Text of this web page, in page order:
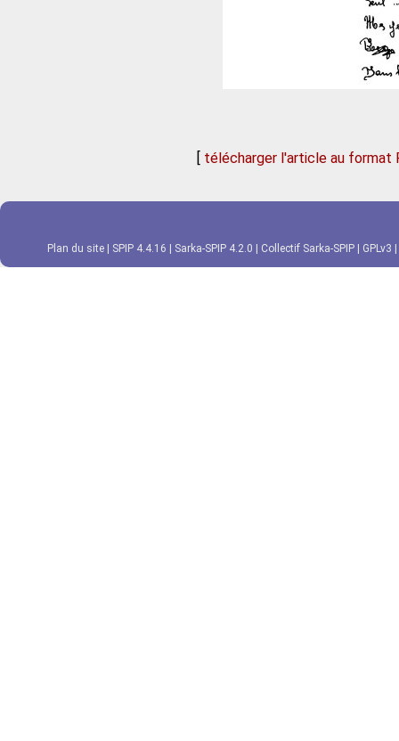
[ télécharger l'article au format
Plan du site SPIP 4.4.16 Sarka-SPIP 4.2.0 Collectif Sarka-SPIP GPLv3